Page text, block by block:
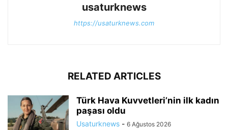
usaturknews
https://usaturknews.com
RELATED ARTICLES
Türk Hava Kuvvetleri’nin ilk kadın
paşası oldu
Usaturknews - 6 Ağustos 2026